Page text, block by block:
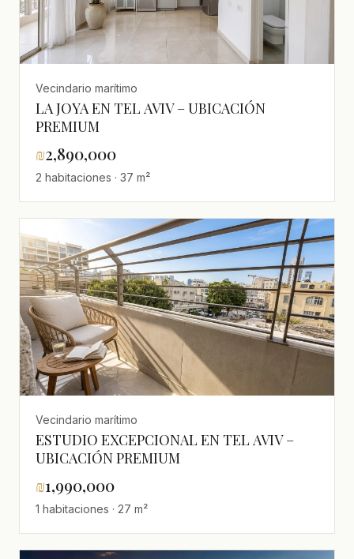
Vecindario marítimo
LA JOYA EN TEL AVIV – UBICACIÓN
PREMIUM
₪2,890,000
2 habitaciones · 37 m²
Vecindario marítimo
ESTUDIO EXCEPCIONAL EN TEL AVIV –
UBICACIÓN PREMIUM
₪1,990,000
1 habitaciones · 27 m²